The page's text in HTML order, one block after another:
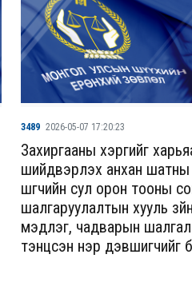
3489 2026-05-07 17:20:23
Захиргааны хэргийг
шийдвэрлэх анхан шатны
шүүгчийн сул орон тооны
шалгаруулалтын хууль зүйн
мэдлэг, чадварын
тэнцсэн нэр дэвшигчийг